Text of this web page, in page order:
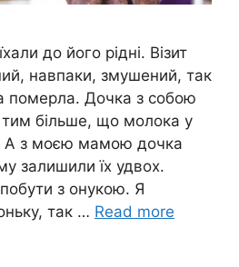
до його рідні. Візит
навпаки, змушений, так
померла. Дочка з собою
тим більше, що молока у
А з моєю мамою дочка
залишили їх удвох.
з онукою. Я
так … Read more